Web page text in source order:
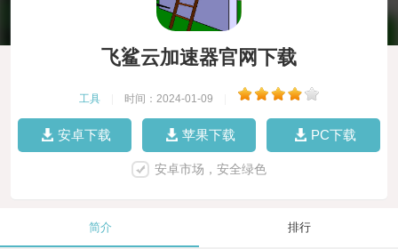
飞鲨云加速器官网下载
工具 时间：2024-01-09
安卓下载 苹果下载 PC下载
安卓市场，安全绿色
简介 排行